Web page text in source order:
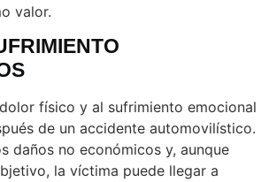
valor.
físico y al sufrimiento emocional
de un accidente automovilístico.
daños no económicos y, aunque
la víctima puede llegar a